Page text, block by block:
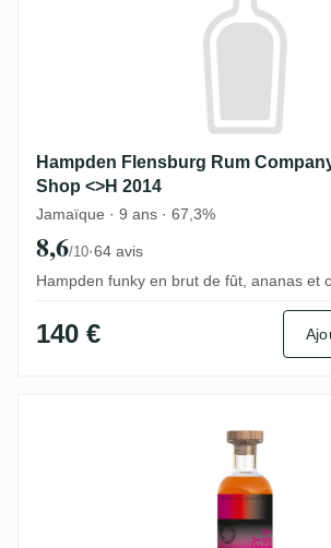
Hampden Flensburg Rum
Shop <>H 2014
Jamaïque · 9 ans · 67,3%
8,6/10·64 avis
Hampden funky en brut de fût, ananas et
140 €
Swell de Spirits Le Galion